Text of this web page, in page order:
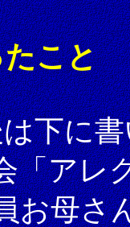
こと
下に
「アレ
お母さ